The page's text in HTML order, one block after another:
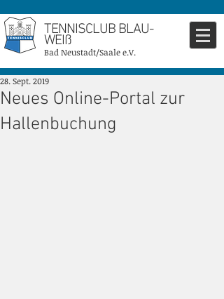
TENNISCLUB BLAU-
WEIß
Bad Neustadt/Saale e.V.
Neues Online-Portal zur
Hallenbuchung
28. Sept. 2019